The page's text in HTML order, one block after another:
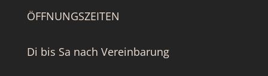
ÖFFNUNGSZEITEN
Di bis Sa nach Vereinbarung